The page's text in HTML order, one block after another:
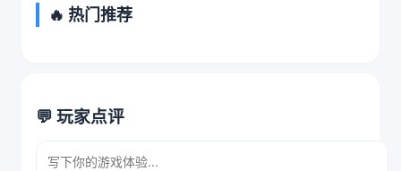
🔥 热门推荐
💬 玩家点评